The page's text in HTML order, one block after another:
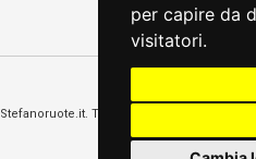
per capire da
visitatori.
Stefanoruote.it. Tutti i diritti riservati. E'
promozioni validi